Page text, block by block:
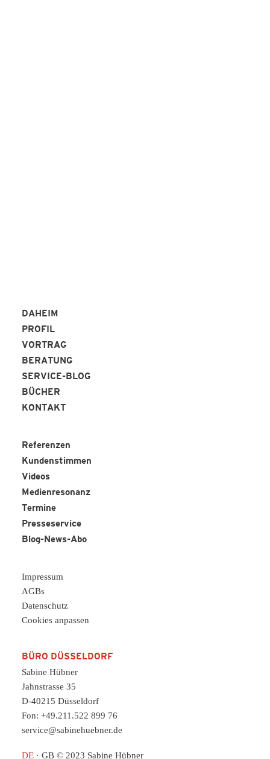
DAHEIM
PROFIL
VORTRAG
BERATUNG
SERVICE-BLOG
BÜCHER
KONTAKT
Referenzen
Kundenstimmen
Videos
Medienresonanz
Termine
Presseservice
Blog-News-Abo
Impressum
AGBs
Datenschutz
Cookies anpassen
BÜRO DÜSSELDORF
Sabine Hübner
Jahnstrasse 35
D-40215 Düsseldorf
Fon: +49.211.522 899 76
service@sabinehuebner.de
DE · GB © 2023 Sabine Hübner